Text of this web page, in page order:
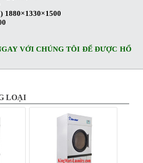
1880×1330×1500
VỚI CHÚNG TÔI ĐỂ ĐƯỢC HỔ
LOẠI